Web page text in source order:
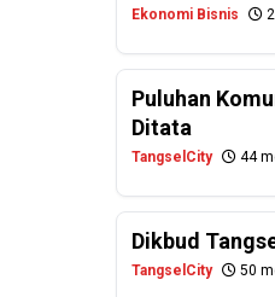
Ekonomi Bisnis
Puluhan
Ditata
TangselCity 44
Dikbud
TangselCity 50